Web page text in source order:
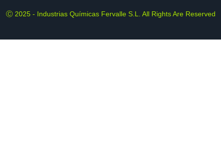
Ⓒ 2025 - Industrias Químicas Fervalle S.L. All Rights Are Reserved